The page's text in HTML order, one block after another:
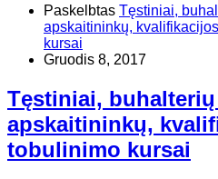
Paskelbtas Tęstiniai,
apskaitininkų,
kursai
Gruodis 8, 2017
Tęstiniai,
apskaitininkų,
tobulinimo kursai